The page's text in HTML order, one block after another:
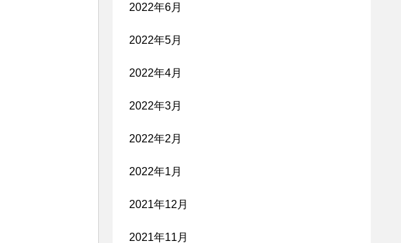
2022年6月
2022年5月
2022年4月
2022年3月
2022年2月
2022年1月
2021年12月
2021年11月